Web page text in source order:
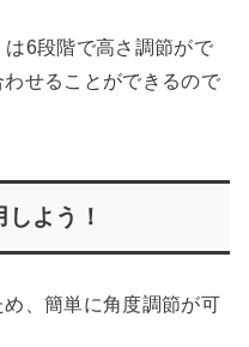
は6段階で高さ調節がで
せることができるので
よう！
、簡単に角度調節が可